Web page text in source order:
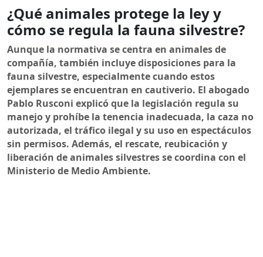
¿Qué animales protege la ley y
cómo se regula la fauna silvestre?
Aunque la normativa se centra en animales de
compañía, también incluye disposiciones para la
fauna silvestre, especialmente cuando estos
ejemplares se encuentran en cautiverio. El abogado
Pablo Rusconi explicó que la legislación regula su
manejo y prohíbe la tenencia inadecuada, la caza no
autorizada, el tráfico ilegal y su uso en espectáculos
sin permisos. Además, el rescate, reubicación y
liberación de animales silvestres se coordina con el
Ministerio de Medio Ambiente.